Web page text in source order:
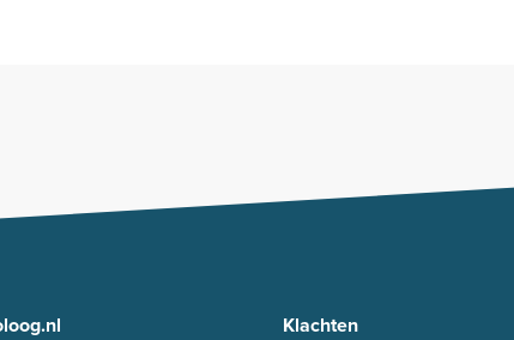
Klachten